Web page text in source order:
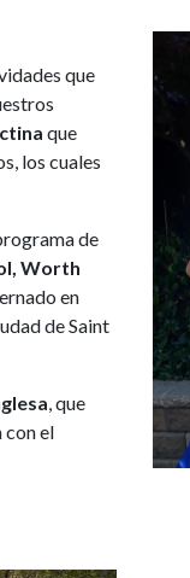
que
que
los cuales
de
Worth
en
de Saint
, que
con el